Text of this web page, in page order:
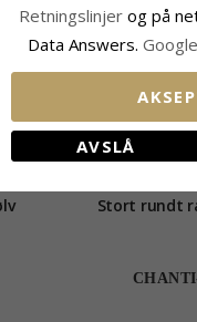
Stort rundt
Retningslinjer og på
Data Answers.
AVSLÅ